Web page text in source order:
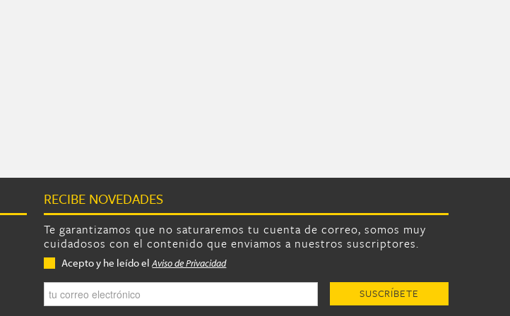
RECIBE NOVEDADES
Te garantizamos que no saturaremos tu cuenta de correo, somos muy
cuidadosos con el contenido que enviamos a nuestros suscriptores.
Privacidad*
Acepto y he leído elAviso de Privacidad
Correo electrónico*